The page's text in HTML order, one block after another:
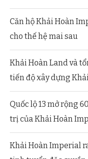
Căn hộ Khải Hoàn
cho thế hệ mai sau
Khải Hoàn Land và
tiến độ xây dựng
Quốc lộ 13 mở rộng
trị của Khải Hoàn
Khải Hoàn Imperial